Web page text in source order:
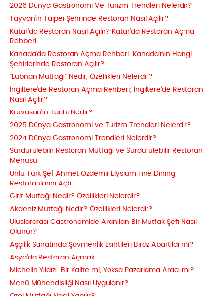
2026 Dünya Gastronomi Ve Turizm Trendleri Nelerdir?
Tayvan'ın Taipei Şehrinde Restoran Nasıl Açılır?
Katar'da Restoran Nasıl Açılır? Katar'da Restoran Açma
Rehberi
Kanada'da Restoran Açma Rehberi: Kanada'nın Hangi
Şehirlerinde Restoran Açılır?
"Lübnan Mutfağı" Nedir, Özellikleri Nelerdir?
İngiltere'de Restoran Açma Rehberi; İngiltere'de Restoran
Nasıl Açılır?
Kruvasan’ın Tarihi Nedir?
2025 Dünya Gastronomi ve Turizm Trendleri Nelerdir?
2024 Dünya Gastronomi Trendleri Nelerdir?
Sürdürülebilir Restoran Mutfağı ve Sürdürülebilir Restoran
Menüsü
Ünlü Türk Şef Ahmet Özdemir Elysium Fine Dining
Restoranlarını Açtı
Girit Mutfağı Nedir? Özellikleri Nelerdir?
Akdeniz Mutfağı Nedir? Özellikleri Nelerdir?
Uluslararası Gastronomide Aranılan Bir Mutfak Şefi Nasıl
Olunur?
Aşçılık Sanatında Şovmenlik Esintileri Biraz Abartıldı mı?
Asya'da Restoran Açmak
Michelin Yıldızı: Bir Kalite mi, Yoksa Pazarlama Aracı mı?
Menü Mühendisliği Nasıl Uygulanır?